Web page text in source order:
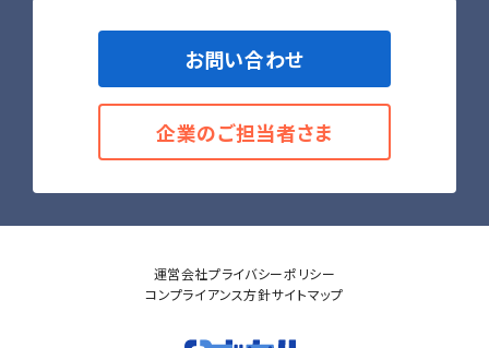
お問い合わせ
企業のご担当者さま
運営会社プライバシーポリシー
コンプライアンス方針サイトマップ